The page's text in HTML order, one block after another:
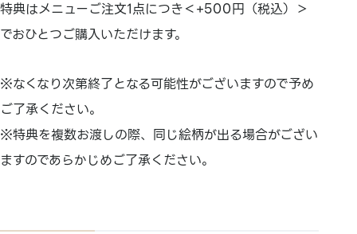
特典はメニューご注文1点につき＜+500円（税込）＞
でおひとつご購入いただけます。
※なくなり次第終了となる可能性がございますので予め
ご了承ください。
※特典を複数お渡しの際、同じ絵柄が出る場合がござい
ますのであらかじめご了承ください。